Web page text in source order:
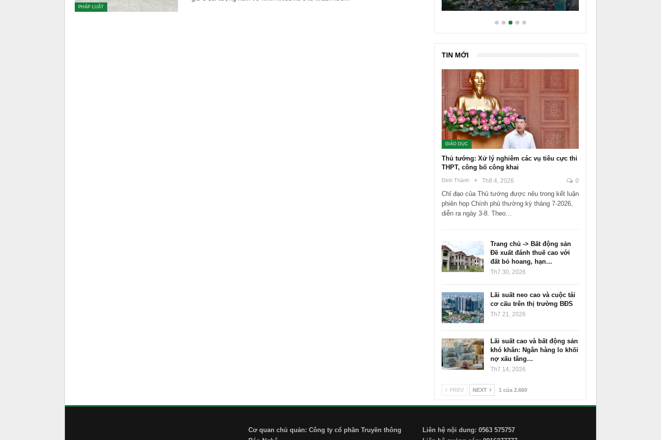
PHÁP LUẬT
TIN MỚI
GIÁO DỤC
Thủ tướng: Xử lý nghiêm các vụ tiêu cực thi
THPT, công bố công khai
Đinh Thành Th8 4, 2026 0
Chỉ đạo của Thủ tướng được nêu trong kết luận
phiên họp Chính phủ thường kỳ tháng 7-2026,
diễn ra ngày 3-8. Theo…
Trang chủ -> Bất động sản
Đề xuất đánh thuế cao với
đất bỏ hoang, hạn…
Th7 30, 2026
Lãi suất neo cao và cuộc tái
cơ cấu trên thị trường BĐS
Th7 21, 2026
Lãi suất cao và bất động sản
khó khăn: Ngân hàng lo khối
nợ xấu tăng…
Th7 14, 2026
PREV NEXT 1 của 2.660
Cơ quan chủ quản: Công ty cổ phần Truyền thông
Liên hệ nội dung: 0563 575757